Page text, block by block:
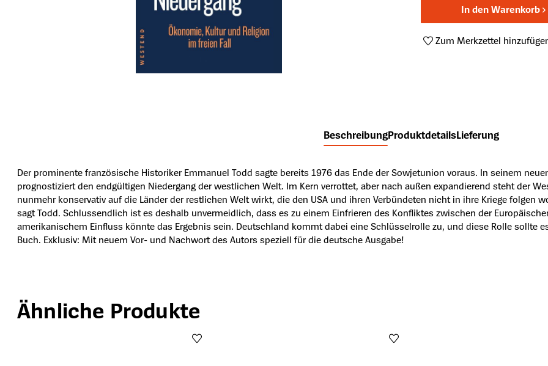
In den Warenkorb
Zum Merkzettel
BeschreibungProduktdetailsLieferung
Der prominente französische Historiker Emmanuel Todd sagte bereits 1976 das Ende der Sowjetunion voraus. In seinem
prognostiziert den endgültigen Niedergang der westlichen Welt. Im Kern verrottet, aber nach außen expandierend steht der
nunmehr konservativ auf die Länder der restlichen Welt wirkt, die den USA und ihren Verbündeten nicht in ihre Kriege folgen
sagt Todd. Schlussendlich ist es deshalb unvermeidlich, dass es zu einem Einfrieren des Konfliktes zwischen der
amerikanischem Einfluss könnte das Ergebnis sein. Deutschland kommt dabei eine Schlüsselrolle zu, und diese Rolle sollte
Buch. Exklusiv: Mit neuem Vor- und Nachwort des Autors speziell für die deutsche Ausgabe!
Produktgalerie überspringen
Ähnliche Produkte